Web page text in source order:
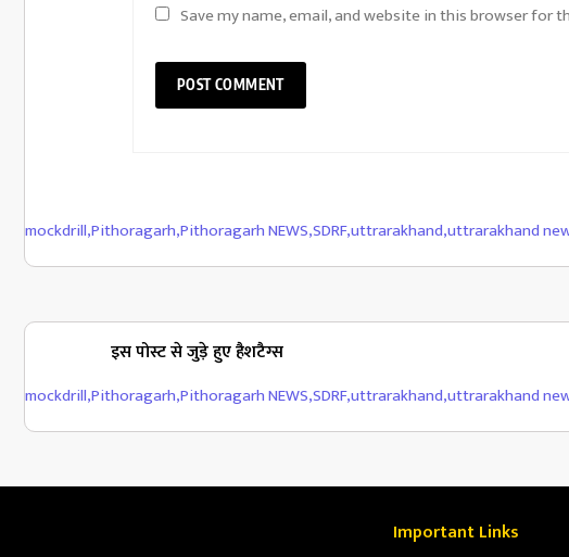
Save my name, email, and website in this browser for
mockdrill,Pithoragarh,Pithoragarh NEWS,SDRF,uttrarakhand,uttrarakhand
इस पोस्ट से जुड़े हुए हैशटैग्स
mockdrill,Pithoragarh,Pithoragarh NEWS,SDRF,uttrarakhand,uttrarakhand
Important Links